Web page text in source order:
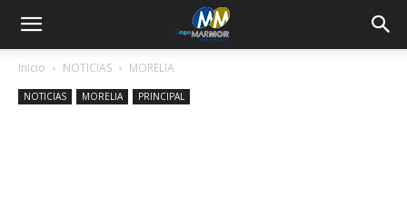
Inicio NOTICIAS MORELIA
NOTICIAS MORELIA PRINCIPAL